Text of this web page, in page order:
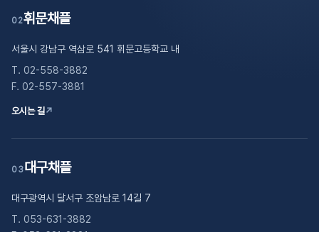
02휘문채플
서울시 강남구 역삼로 541 휘문고등학교 내
T. 02-558-3882
F. 02-557-3881
오시는 길↗
03대구채플
대구광역시 달서구 조암남로 14길 7
T. 053-631-3882